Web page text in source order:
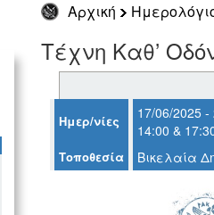
Αρχική
Τέχνη Καθ’
Ημερ/νίες
17/06/2025
14:00 &
Τοποθεσία Βικελαία